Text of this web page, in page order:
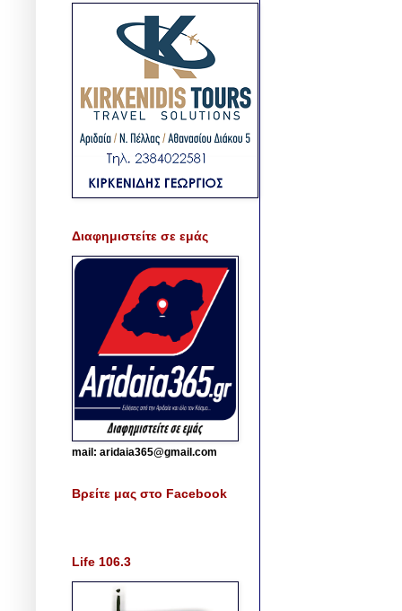
Διαφημιστείτε σε εμάς
mail: aridaia365@gmail.com
Βρείτε μας στο Facebook
Life 106.3